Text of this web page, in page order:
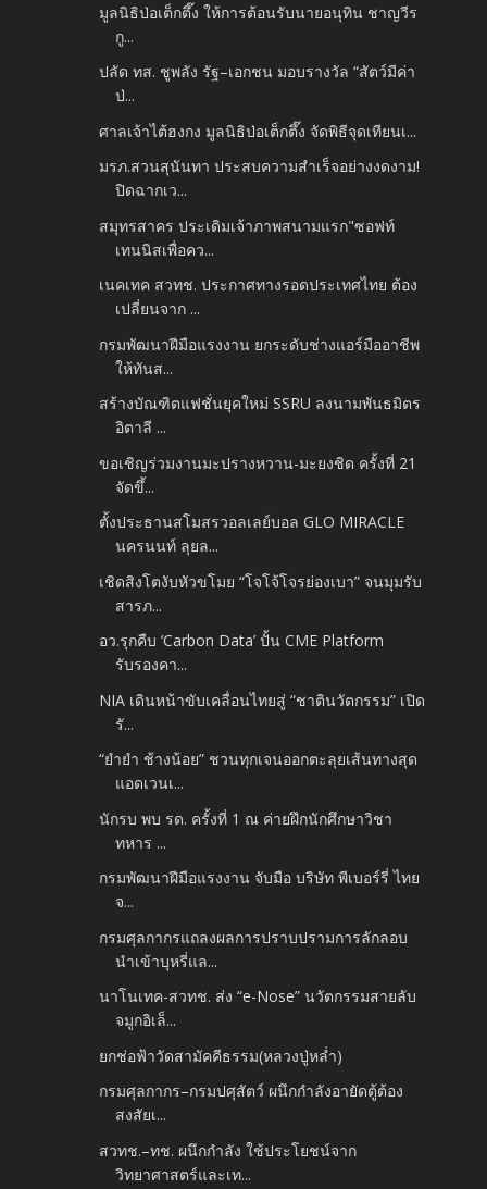
มูลนิธิป่อเต็กตึ๊ง ให้การต้อนรับนายอนุทิน ชาญวีร
กู...
ปลัด ทส. ชูพลัง รัฐ–เอกชน มอบรางวัล “สัตว์มีค่า
ป่...
ศาลเจ้าไต้ฮงกง มูลนิธิป่อเต็กตึ๊ง จัดพิธีจุดเทียนเ...
มรภ.สวนสุนันทา ประสบความสำเร็จอย่างงดงาม!
ปิดฉากเว...
สมุทรสาคร ประเดิมเจ้าภาพสนามแรก"ซอฟท์
เทนนิสเพื่อคว...
เนคเทค สวทช. ประกาศทางรอดประเทศไทย ต้อง
เปลี่ยนจาก ...
กรมพัฒนาฝีมือแรงงาน ยกระดับช่างแอร์มืออาชีพ
ให้ทันส...
สร้างบัณฑิตแฟชั่นยุคใหม่ SSRU ลงนามพันธมิตร
อิตาลี ...
ขอเชิญร่วมงานมะปรางหวาน-มะยงชิด ครั้งที่ 21
จัดขึ้...
ตั้งประธานสโมสรวอลเลย์บอล GLO MIRACLE
นครนนท์ ลุยล...
เชิดสิงโตงับหัวขโมย “โจโจ้โจรย่องเบา” จนมุมรับ
สารภ...
อว.รุกคืบ ‘Carbon Data’ ปั้น CME Platform
รับรองคา...
NIA เดินหน้าขับเคลื่อนไทยสู่ “ชาตินวัตกรรม” เปิด
รั...
“ยำยำ ช้างน้อย” ชวนทุกเจนออกตะลุยเส้นทางสุด
แอดเวนเ...
นักรบ พบ รด. ครั้งที่ 1 ณ ค่ายฝึกนักศึกษาวิชา
ทหาร ...
กรมพัฒนาฝีมือแรงงาน จับมือ บริษัท พีเบอร์รี่ ไทย
จ...
กรมศุลกากรแถลงผลการปราบปรามการลักลอบ
นำเข้าบุหรี่แล...
นาโนเทค-สวทช. ส่ง “e-Nose” นวัตกรรมสายลับ
จมูกอิเล็...
ยกช่อฟ้าวัดสามัคคีธรรม(หลวงปู่หล่ำ)
กรมศุลกากร–กรมปศุสัตว์ ผนึกกำลังอายัดตู้ต้อง
สงสัยเ...
สวทช.–ทช. ผนึกกำลัง ใช้ประโยชน์จาก
วิทยาศาสตร์และเท...